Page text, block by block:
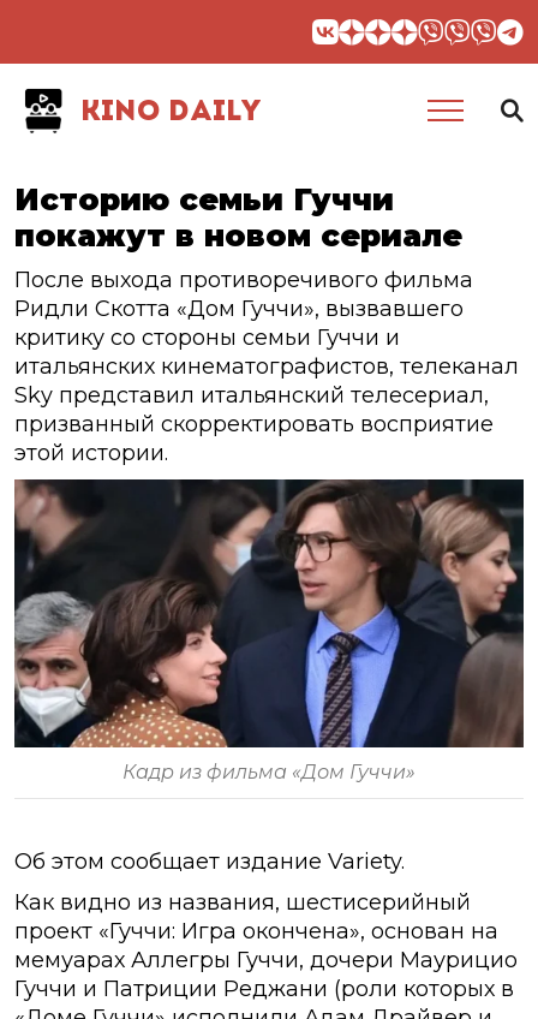
KINO DAILY
Историю семьи Гуччи
покажут в новом сериале
После выхода противоречивого фильма
Ридли Скотта «Дом Гуччи», вызвавшего
критику со стороны семьи Гуччи и
итальянских кинематографистов, телеканал
Sky представил итальянский телесериал,
призванный скорректировать восприятие
этой истории.
Кадр из фильма «Дом Гуччи»
Об этом сообщает издание Variety.
Как видно из названия, шестисерийный
проект «Гуччи: Игра окончена», основан на
мемуарах Аллегры Гуччи, дочери Маурицио
Гуччи и Патриции Реджани (роли которых в